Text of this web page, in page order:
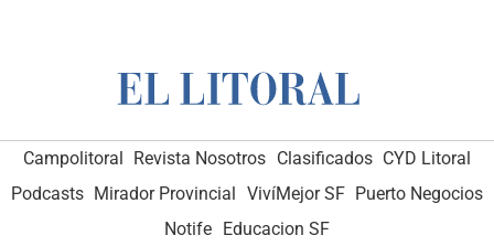
Campolitoral Revista Nosotros Clasificados CYD Litoral
Podcasts Mirador Provincial VivíMejor SF Puerto Negocios
Notife Educacion SF